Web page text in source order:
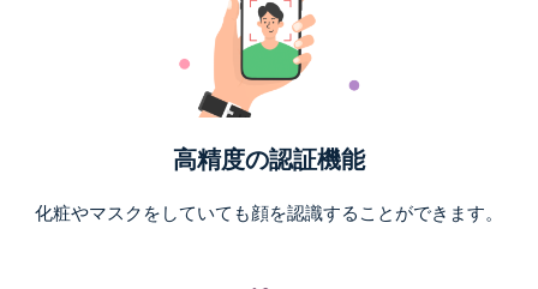
高精度の認証機能
化粧やマスクをしていても顔を認識することができます。